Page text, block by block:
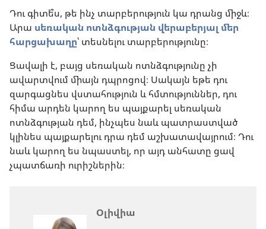
Դու գիտե՞ս, թե ինչ տարբերություն կա դրանց միջև։
Արա սեռական ոտնձգության վերաբերյալ մեր
հարցախաղը՝ տեսնելու տարբերությունը։
Ցավալի է, բայց սեռական ոտնձգությունը չի
ավարտվում միայն դպրոցով։ Սակայն եթե դու
զարգացնես վստահություն և հմտություններ, դու
հիմա արդեն կարող ես պայքարել սեռական
ոտնձգության դեմ, ինչպես նաև պատրաստված
կլինես պայքարելու դրա դեմ աշխատավայրում։ Դու
նաև կարող ես նպաստել, որ այդ անհատը ցավ
չպատճառի ուրիշներին։
Օլիվիա